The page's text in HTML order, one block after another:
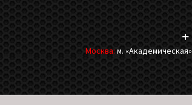
+
Москва:м.